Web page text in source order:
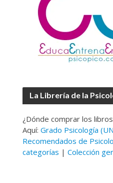
La Librería de la
¿Dónde comprar los
Aquí:Grado Psicología
Recomendados de
categorías |Colección